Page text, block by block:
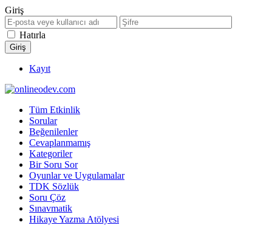
Giriş
Hatırla
Kayıt
Tüm Etkinlik
Sorular
Beğenilenler
Cevaplanmamış
Kategoriler
Bir Soru Sor
Oyunlar ve Uygulamalar
TDK Sözlük
Soru Çöz
Sınavmatik
Hikaye Yazma Atölyesi